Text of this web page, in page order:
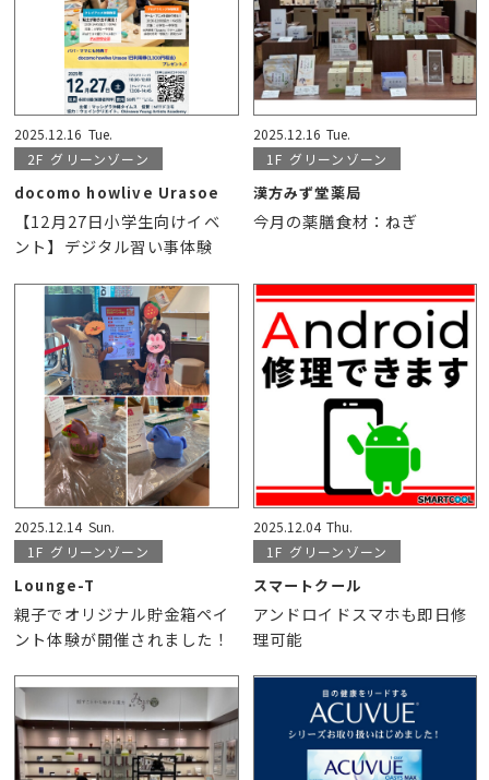
2025.12.16 Tue.
2F グリーンゾーン
docomo howlive Urasoe
【12月27日小学生向けイベ
ント】デジタル習い事体験
2025.12.16 Tue.
1F グリーンゾーン
漢方みず堂薬局
今月の薬膳食材：ねぎ
2025.12.14 Sun.
1F グリーンゾーン
Lounge-T
親子でオリジナル貯金箱ペイ
ント体験が開催されました！
2025.12.04 Thu.
1F グリーンゾーン
スマートクール
アンドロイドスマホも即日修
理可能